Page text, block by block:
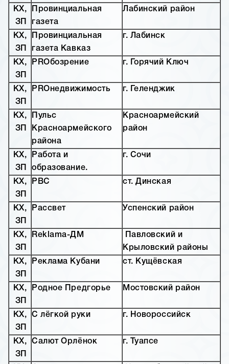
КХ,
ЗП
Провинциальная
газета
Лабинский район
КХ,
ЗП
Провинциальная
газета Кавказ
г. Лабинск
КХ,
ЗП
PROбозрение г. Горячий Ключ
КХ,
ЗП
PROнедвижимость г. Геленджик
КХ,
ЗП
Пульс
Красноармейского
района
Красноармейский
район
КХ,
ЗП
Работа и
образование.
г. Сочи
КХ,
ЗП
РВС ст. Динская
КХ,
ЗП
Рассвет Успенский район
КХ,
ЗП
Reklama-ДМ
Павловский и
Крыловский районы
КХ,
ЗП
Реклама Кубани ст. Кущёвская
КХ,
ЗП
Родное Предгорье Мостовский район
КХ,
ЗП
С лёгкой руки г. Новороссийск
КХ,
ЗП
Салют Орлёнок г. Туапсе